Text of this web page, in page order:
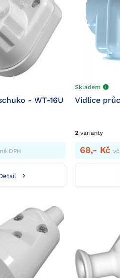
- WT-16U
DPH
Skladem
Vidlice
2varianty
68,- Kč